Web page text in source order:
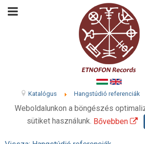
Katalógus Hangstúdió referenciák
Weboldalunkon a böngészés
sütiket használunk. Bővebben